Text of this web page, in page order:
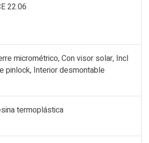
22.06
micrométrico, Con visor solar, Incl
pinlock, Interior desmontable
termoplástica